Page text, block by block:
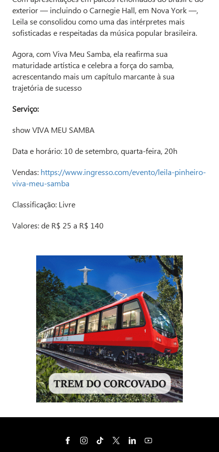
exterior — incluindo o Carnegie Hall, em Nova York —,
Leila se consolidou como uma das intérpretes mais
sofisticadas e respeitadas da música popular brasileira.
Agora, com Viva Meu Samba, ela reafirma sua
maturidade artística e celebra a força do samba,
acrescentando mais um capítulo marcante à sua
trajetória de sucesso
Serviço:
show VIVA MEU SAMBA
Data e horário: 10 de setembro, quarta-feira, 20h
Vendas: https://www.ingresso.com/evento/leila-pinheiro-
viva-meu-samba
Classificação: Livre
Valores: de R$ 25 a R$ 140